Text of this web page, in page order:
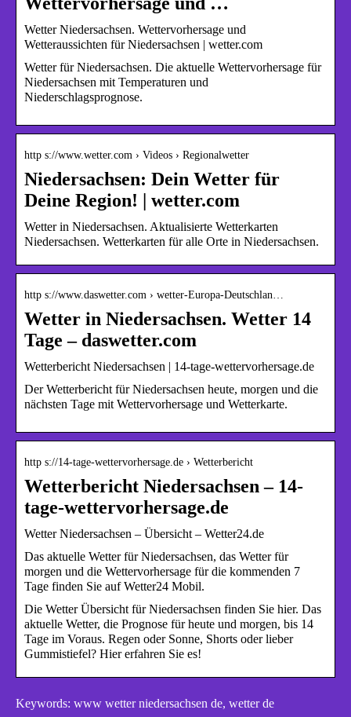
Wetter Niedersachsen. Wettervorhersage und
Wetteraussichten für Niedersachsen | wetter.com
Wetter für Niedersachsen. Die aktuelle Wettervorhersage für
Niedersachsen mit Temperaturen und
Niederschlagsprognose.
http s://www.wetter.com › Videos › Regionalwetter
Niedersachsen: Dein Wetter für
Deine Region! | wetter.com
Wetter in Niedersachsen. Aktualisierte Wetterkarten
Niedersachsen. Wetterkarten für alle Orte in Niedersachsen.
http s://www.daswetter.com › wetter-Europa-Deutschlan…
Wetter in Niedersachsen. Wetter 14
Tage – daswetter.com
Wetterbericht Niedersachsen | 14-tage-wettervorhersage.de
Der Wetterbericht für Niedersachsen heute, morgen und die
nächsten Tage mit Wettervorhersage und Wetterkarte.
http s://14-tage-wettervorhersage.de › Wetterbericht
Wetterbericht Niedersachsen – 14-
tage-wettervorhersage.de
Wetter Niedersachsen – Übersicht – Wetter24.de
Das aktuelle Wetter für Niedersachsen, das Wetter für
morgen und die Wettervorhersage für die kommenden 7
Tage finden Sie auf Wetter24 Mobil.
Die Wetter Übersicht für Niedersachsen finden Sie hier. Das
aktuelle Wetter, die Prognose für heute und morgen, bis 14
Tage im Voraus. Regen oder Sonne, Shorts oder lieber
Gummistiefel? Hier erfahren Sie es!
Keywords: www wetter niedersachsen de, wetter de